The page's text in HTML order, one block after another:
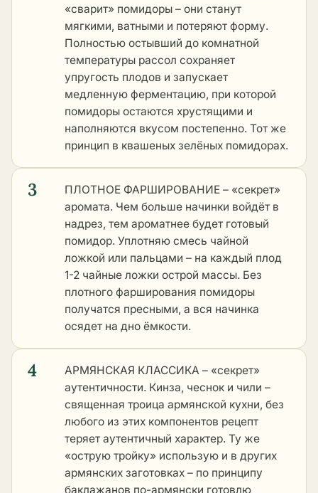
«сварит» помидоры – они станут
мягкими, ватными и потеряют форму.
Полностью остывший до комнатной
температуры рассол сохраняет
упругость плодов и запускает
медленную ферментацию, при которой
помидоры остаются хрустящими и
наполняются вкусом постепенно. Тот же
принцип в квашеных зелёных помидорах.
3
ПЛОТНОЕ ФАРШИРОВАНИЕ – «секрет»
аромата. Чем больше начинки войдёт в
надрез, тем ароматнее будет готовый
помидор. Уплотняю смесь чайной
ложкой или пальцами – на каждый плод
1-2 чайные ложки острой массы. Без
плотного фарширования помидоры
получатся пресными, а вся начинка
осядет на дно ёмкости.
4
АРМЯНСКАЯ КЛАССИКА – «секрет»
аутентичности. Кинза, чеснок и чили –
священная троица армянской кухни, без
любого из этих компонентов рецепт
теряет аутентичный характер. Ту же
«острую тройку» использую и в других
армянских заготовках – по принципу
баклажанов по-армянски готовлю